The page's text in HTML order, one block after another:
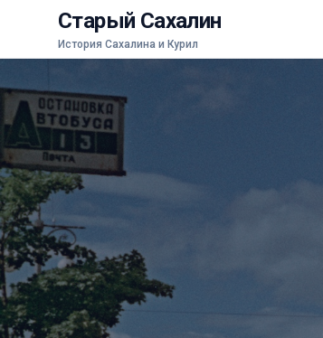
Старый Сахалин
История Сахалина и Курил